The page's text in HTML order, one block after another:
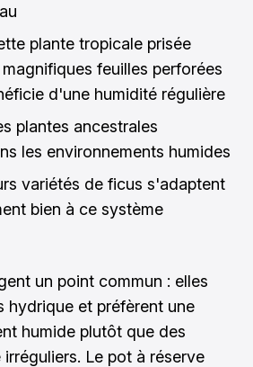
plante tropicale prisée
feuilles perforées
d'une humidité régulière
plantes ancestrales
les environnements humides
variétés de ficus s'adaptent
bien à ce système
un point commun : elles
hydrique et préfèrent une
humide plutôt que des
Le pot à réserve